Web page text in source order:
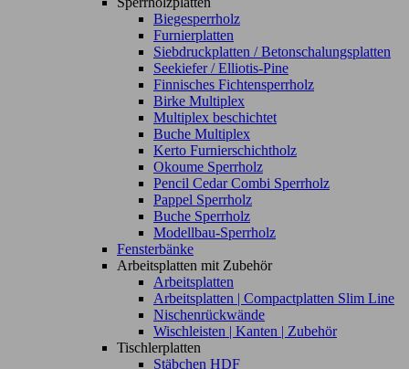
Biegesperrholz
Furnierplatten
Siebdruckplatten / Betonschalungsplatten
Seekiefer / Elliotis-Pine
Finnisches Fichtensperrholz
Birke Multiplex
Multiplex beschichtet
Buche Multiplex
Kerto Furnierschichtholz
Okoume Sperrholz
Pencil Cedar Combi Sperrholz
Pappel Sperrholz
Buche Sperrholz
Modellbau-Sperrholz
Fensterbänke
Arbeitsplatten mit Zubehör
Arbeitsplatten
Arbeitsplatten | Compactplatten Slim Line
Nischenrückwände
Wischleisten | Kanten | Zubehör
Tischlerplatten
Stäbchen HDF